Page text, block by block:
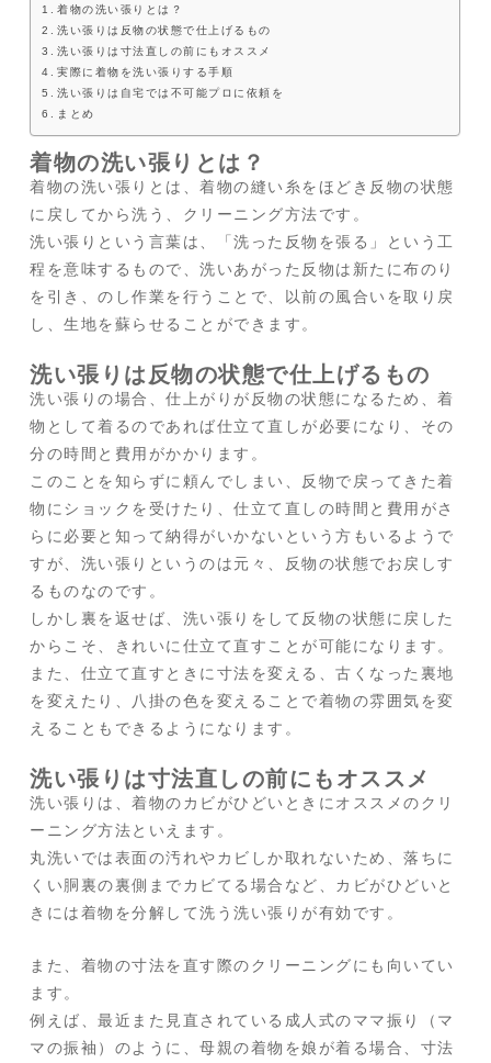
着物の洗い張りとは？
洗い張りは反物の状態で仕上げるもの
洗い張りは寸法直しの前にもオススメ
実際に着物を洗い張りする手順
洗い張りは自宅では不可能プロに依頼を
まとめ
着物の洗い張りとは？
着物の洗い張りとは、着物の縫い糸をほどき反物の状態
に戻してから洗う、クリーニング方法です。
洗い張りという言葉は、「洗った反物を張る」という工
程を意味するもので、洗いあがった反物は新たに布のり
を引き、のし作業を行うことで、以前の風合いを取り戻
し、生地を蘇らせることができます。
洗い張りは反物の状態で仕上げるもの
洗い張りの場合、仕上がりが反物の状態になるため、着
物として着るのであれば仕立て直しが必要になり、その
分の時間と費用がかかります。
このことを知らずに頼んでしまい、反物で戻ってきた着
物にショックを受けたり、仕立て直しの時間と費用がさ
らに必要と知って納得がいかないという方もいるようで
すが、洗い張りというのは元々、反物の状態でお戻しす
るものなのです。
しかし裏を返せば、洗い張りをして反物の状態に戻した
からこそ、きれいに仕立て直すことが可能になります。
また、仕立て直すときに寸法を変える、古くなった裏地
を変えたり、八掛の色を変えることで着物の雰囲気を変
えることもできるようになります。
洗い張りは寸法直しの前にもオススメ
洗い張りは、着物のカビがひどいときにオススメのクリ
ーニング方法といえます。
丸洗いでは表面の汚れやカビしか取れないため、落ちに
くい胴裏の裏側までカビてる場合など、カビがひどいと
きには着物を分解して洗う洗い張りが有効です。
また、着物の寸法を直す際のクリーニングにも向いてい
ます。
例えば、最近また見直されている成人式のママ振り（マ
マの振袖）のように、母親の着物を娘が着る場合、寸法